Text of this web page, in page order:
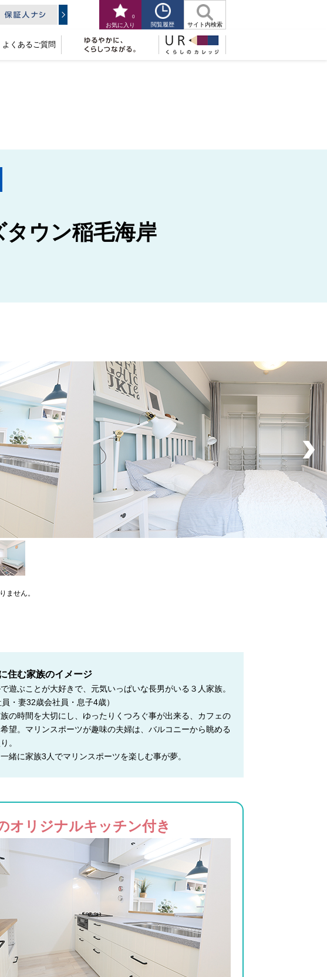
お気に入り
0
閲覧履歴 サイト内検索
よくあるご質問
タウン稲毛海岸
ません。
住む家族のイメージ
遊ぶことが大好きで、元気いっぱいな長男がいる３人家族。
員・妻32歳会社員・息子4歳）
の時間を大切にし、ゆったりくつろぐ事が出来る、カフェの
望。マリンスポーツが趣味の夫婦は、バルコニーから眺める
。
緒に家族3人でマリンスポーツを楽しむ事が夢。
オリジナルキッチン付き